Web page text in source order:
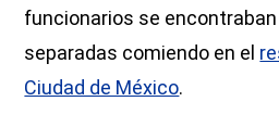
funcionarios se
separadas comiendo en el
Ciudad de México.